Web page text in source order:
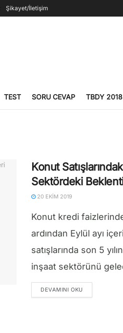
Şikayet/İletişim
TEST SORU CEVAP TBDY 2018
Konut
Sektördeki
20 EKIM 2019
Konut kredi
ardından Eylül ayı
satışlarında son 5
inşaat sektörünü
DEVAMINI OKUDETAILS